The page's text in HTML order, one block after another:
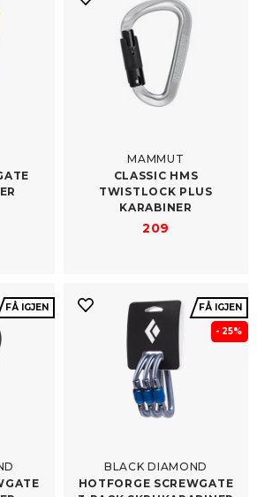
5 mulige
MAMMUT
CLASSIC HMS
TWISTLOCK PLUS
KARABINER
209
FÅ IGJEN FÅ IGJEN
- 25%
BLACK DIAMOND
HOTFORGE SCREWGATE